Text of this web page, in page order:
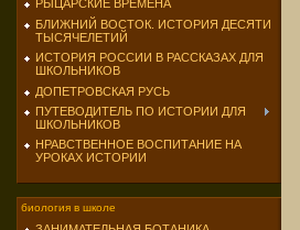
РЫЦАРСКИЕ ВРЕМЕНА
БЛИЖНИЙ ВОСТОК. ИСТОРИЯ ДЕСЯТИ
ТЫСЯЧЕЛЕТИЙ
ИСТОРИЯ РОССИИ В РАССКАЗАХ ДЛЯ
ШКОЛЬНИКОВ
ДОПЕТРОВСКАЯ РУСЬ
ПУТЕВОДИТЕЛЬ ПО ИСТОРИИ ДЛЯ
ШКОЛЬНИКОВ
НРАВСТВЕННОЕ ВОСПИТАНИЕ НА
УРОКАХ ИСТОРИИ
биология в школе